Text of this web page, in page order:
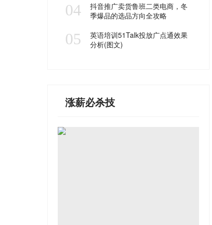
04
抖音推广卖货鲁班二类电商，冬
季爆品的选品方向全攻略
05
英语培训51Talk投放广点通效果
分析(图文)
涨薪必杀技